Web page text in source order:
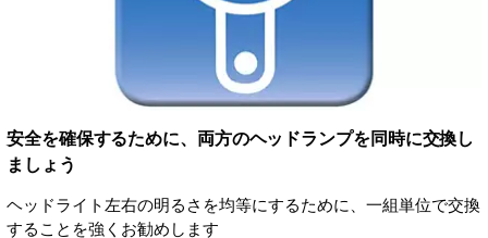
安全を確保するために、両方のヘッドランプを同時に交換し
ましょう
ヘッドライト左右の明るさを均等にするために、一組単位で交換
することを強くお勧めします